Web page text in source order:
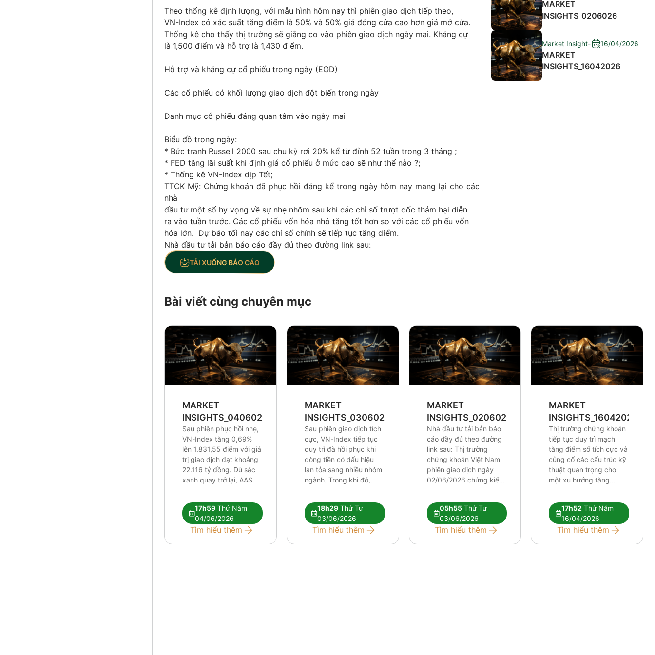
Theo thống kê định lượng, với mẫu hình hôm nay thì phiên giao dịch tiếp theo,
VN-Index có xác suất tăng điểm là 50% và 50% giá đóng cửa cao hơn giá mở cửa.
Thống kê cho thấy thị trường sẽ giằng co vào phiên giao dịch ngày mai. Kháng cự
là 1,500 điểm và hỗ trợ là 1,430 điểm.
Hỗ trợ và kháng cự cổ phiếu trong ngày (EOD)
Các cổ phiếu có khối lượng giao dịch đột biến trong ngày
Danh mục cổ phiếu đáng quan tâm vào ngày mai
Biểu đồ trong ngày:
* Bức tranh Russell 2000 sau chu kỳ rơi 20% kể từ đỉnh 52 tuần trong 3 tháng ;
* FED tăng lãi suất khi định giá cổ phiếu ở mức cao sẽ như thế nào ?;
* Thống kê VN-Index dịp Tết;
TTCK Mỹ: Chứng khoán đã phục hồi đáng kể trong ngày hôm nay mang lại cho các
nhà
đầu tư một số hy vọng về sự nhẹ nhõm sau khi các chỉ số trượt dốc thảm hại diễn
ra vào tuần trước. Các cổ phiếu vốn hóa nhỏ tăng tốt hơn so với các cổ phiếu vốn
hóa lớn. Dự báo tối nay các chỉ số chính sẽ tiếp tục tăng điểm.
Nhà đầu tư tải bản báo cáo đầy đủ theo đường link sau:
TẢI XUỐNG BÁO CÁO
MARKET
INSIGHTS_0206026
Market Insight- 16/04/2026
MARKET
INSIGHTS_16042026
Bài viết cùng chuyên mục
MARKET
INSIGHTS_0406026
Sau phiên phục hồi nhẹ,
VN-Index tăng 0,69%
lên 1.831,55 điểm với giá
trị giao dịch đạt khoảng
22.116 tỷ đồng. Dù sắc
xanh quay trở lại, AAS
vẫn chưa đủ để xác
nhận xu hướng tăng mới.
Dòng tiền tiếp tục phân
17h59 Thứ Năm
04/06/2026
Tìm hiểu thêm
MARKET
INSIGHTS_0306026
Sau phiên giao dịch tích
cực, VN-Index tiếp tục
duy trì đà hồi phục khi
dòng tiền có dấu hiệu
lan tỏa sang nhiều nhóm
ngành. Trong khi đó,
HOSE nhưng áp lực đã
phần nào được hấp thụ
bởi dòng tiền trong
18h29Thứ Tư
03/06/2026
Tìm hiểu thêm
MARKET
INSIGHTS_0206026
Nhà đầu tư tải bản báo
cáo đầy đủ theo đường
link sau: Thị trường
chứng khoán Việt Nam
phiên giao dịch ngày
02/06/2026 chứng kiến
kỹ thuật tiêu cực đang
dần xuất hiện rõ nét hơn,
đòi hỏi nhà đầu tư phải
05h55Thứ Tư
03/06/2026
Tìm hiểu thêm
MARKET
INSIGHTS_16042026
Thị trường chứng khoán
tiếp tục duy trì mạch
tăng điểm số tích cực và
củng cố các cấu trúc kỹ
thuật quan trọng cho
một xu hướng tăng
những cột mốc định hình
xu hướng khá lạc quan,
tâm lý thị trường nhìn
17h52 Thứ Năm
16/04/2026
Tìm hiểu thêm